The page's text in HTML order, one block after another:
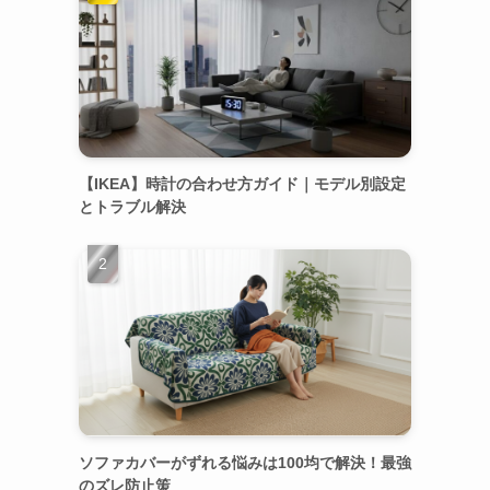
【IKEA】時計の合わせ方ガイド｜モデル別設定
とトラブル解決
ソファカバーがずれる悩みは100均で解決！最強
のズレ防止策